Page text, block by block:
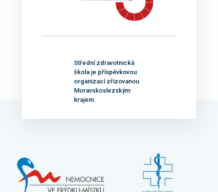
Střední zdravotnická
škola je příspěvkovou
organizací zřizovanou
Moravskoslezským
krajem.